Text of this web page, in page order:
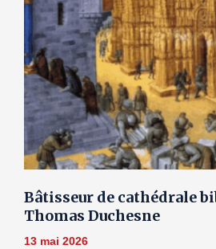
Bâtisseur de cathédrale
Thomas Duchesne
13 mai 2026